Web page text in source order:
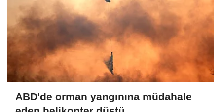
ABD'de orman yangınına müdahale